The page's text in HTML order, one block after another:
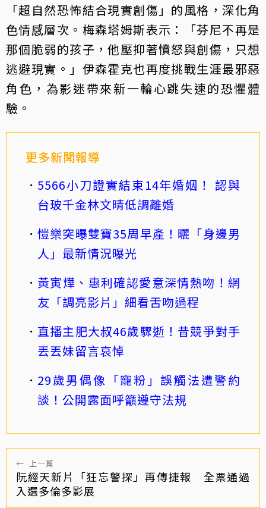
「超自然恐怖結合現實創傷」的風格，深化角
色情感層次。梅森塔姆斯表示：「芬尼不再是
那個脆弱的孩子，他壓抑著憤怒與創傷，只想
逃避現實。」伊森霍克也再度挑戰生涯最邪惡
角色，為影迷帶來新一輪心跳失速的恐懼體
驗。
更多新聞報導
5566小刀證實結束14年婚姻！ 認與
台玻千金林文晴低調離婚
愷樂突曝雙寶35周早產！曬「身邊男
人」最新情況曝光
黃寅燁、惠利確認愛意深情熱吻！網
友「調亮影片」細看舌吻過程
直播主肥大叔46歲驟逝！昔競爭對手
丟丟妹留言哀悼
29歲男偶像「寵粉」誤觸法遭警約
談！公開露面呼籲遵守法規
← 上一篇
阮經天新片「狂忘警探」再傳捷報 全票通過
入選多倫多影展